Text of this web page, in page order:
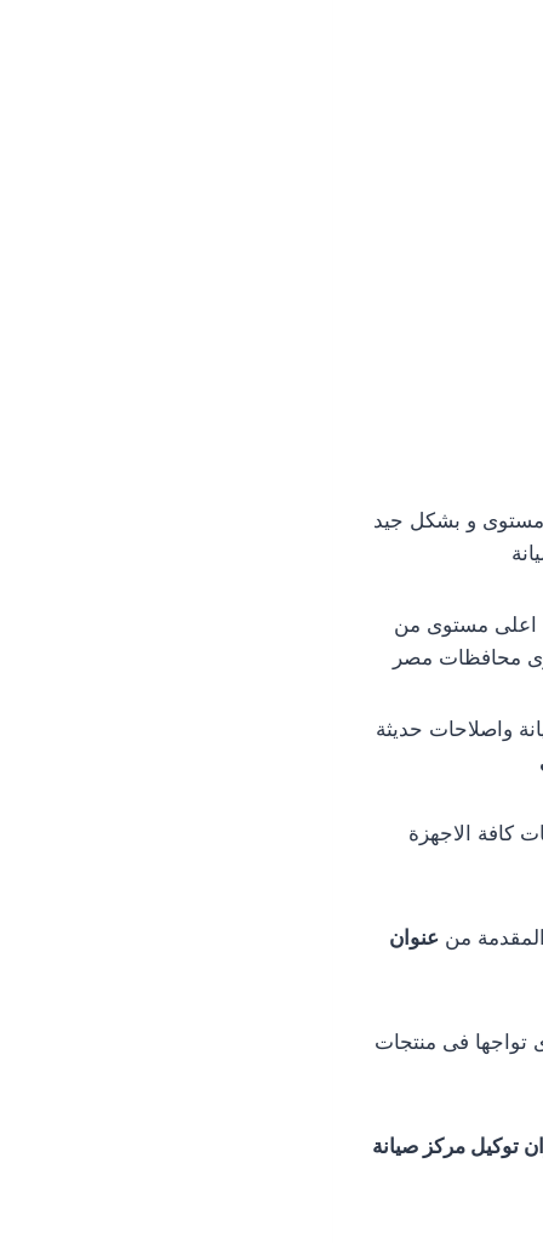
مستوى و بشكل جيد
اعلى مستوى من
محافظات مصر
واصلاحات حديثة
كافة الاجهزة
المقدمة منعنوان
تواجها فى منتجات
توكيل مركز صيانة